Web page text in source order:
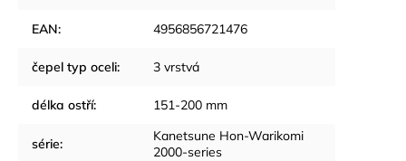
EAN: 4956856721476
čepel typ oceli: 3 vrstvá
délka ostří: 151-200 mm
série:
Kanetsune Hon-Warikomi
2000-series